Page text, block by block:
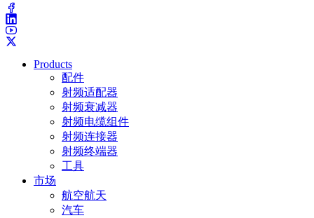
Products
配件
射频适配器
射频衰减器
射频电缆组件
射频连接器
射频终端器
工具
市场
航空航天
汽车